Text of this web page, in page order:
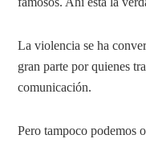
La violencia se ha
gran parte por quienes
comunicación.
Pero tampoco podemos